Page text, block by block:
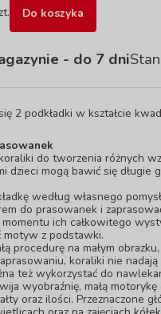
Do koszyka
- do 7 dni
2 podkładki w kształcie
do tworzenia różnych
dzieci mogą bawić się
według własnego
do prasowanek i
ich całkowitego
motyw z podstawki.
procedurę na małym
koraliki nie
też wykorzystać do
wyobraźnię, małą
oraz ilości. Przeznaczone